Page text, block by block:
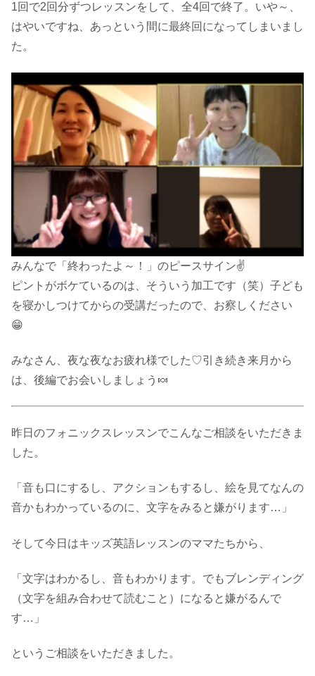
1回で2回分ずつレッスンをして、全4回で終了。いや～、
はやいですね、あっという間に最終回になってしまいまし
た。
みんなで「終わったよ～！」のピースサイン✌
ピントがボケているのは、そういう加工です（笑）子ども
を寝かしつけてからの受講だったので、お察しください
😁
みなさん、夜な夜なお疲れ様でした♡引き続き来月から
は、後編でお会いしましょう🍬
昨日のフォニックスレッスンでこんなご相談をいただきま
した。
「音も口にするし、アクションもするし、絵を見てなんの
音かもわかっているのに、文字をみると嫌がります…」
そして今日はキッズ英語レッスンのママたちから、
「文字はわかるし、音もわかります。でもブレンディング
（文字を組み合わせて読むこと）になると嫌がるんで
す…」
というご相談をいただきました。